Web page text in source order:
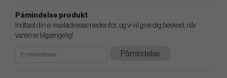
Påmindelse produkt
Indtast din e-mailadresse nedenfor, og vi vil give dig besked, når
varen er tilgængelig!
Påmindelse